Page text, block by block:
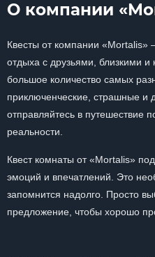
О компании
Квесты от компании «Mortalis»
отдыха с друзьями, близкими
большое количество самых
приключенческие, страшные и
отправляйтесь в путешествие
реальности.
Квест комнаты от «Mortalis»
эмоций и впечатлений. Это
запомнится надолго. Просто
предложение, чтобы хорошо